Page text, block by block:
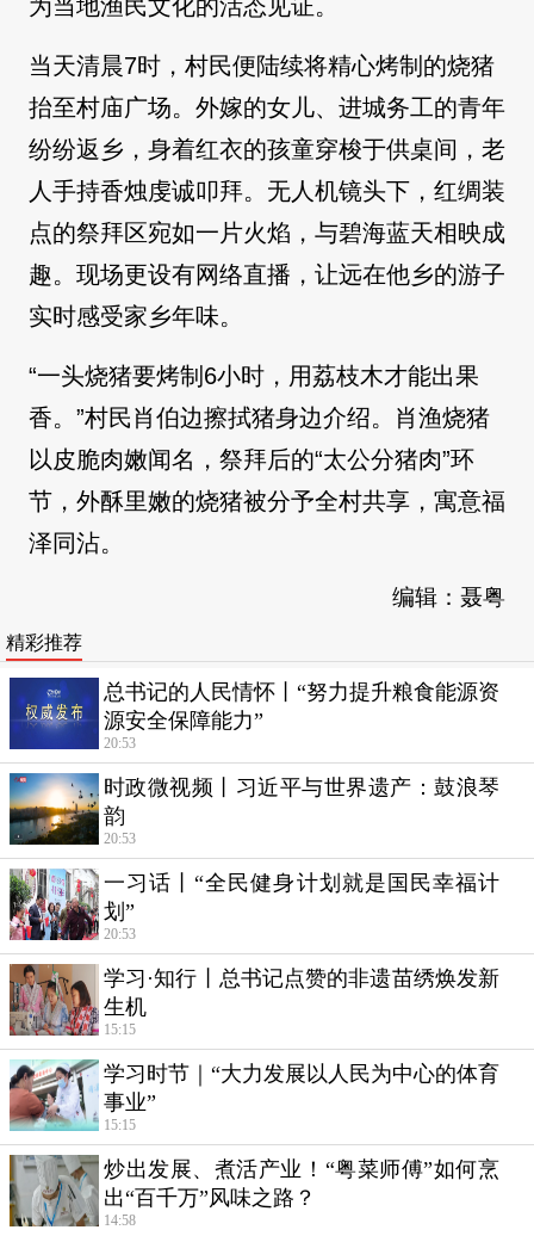
为当地渔民文化的活态见证。
当天清晨7时，村民便陆续将精心烤制的烧猪
抬至村庙广场。外嫁的女儿、进城务工的青年
纷纷返乡，身着红衣的孩童穿梭于供桌间，老
人手持香烛虔诚叩拜。无人机镜头下，红绸装
点的祭拜区宛如一片火焰，与碧海蓝天相映成
趣。现场更设有网络直播，让远在他乡的游子
实时感受家乡年味。
“一头烧猪要烤制6小时，用荔枝木才能出果
香。”村民肖伯边擦拭猪身边介绍。肖渔烧猪
以皮脆肉嫩闻名，祭拜后的“太公分猪肉”环
节，外酥里嫩的烧猪被分予全村共享，寓意福
泽同沾。
编辑：聂粤
精彩推荐